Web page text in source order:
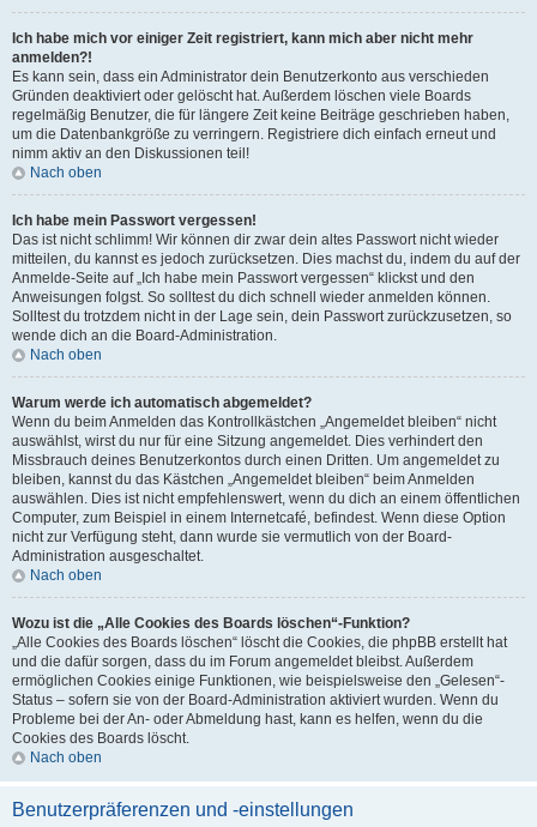
Ich habe mich vor einiger Zeit registriert, kann mich aber nicht mehr
anmelden?!
Es kann sein, dass ein Administrator dein Benutzerkonto aus verschieden
Gründen deaktiviert oder gelöscht hat. Außerdem löschen viele Boards
regelmäßig Benutzer, die für längere Zeit keine Beiträge geschrieben haben,
um die Datenbankgröße zu verringern. Registriere dich einfach erneut und
nimm aktiv an den Diskussionen teil!
Nach oben
Ich habe mein Passwort vergessen!
Das ist nicht schlimm! Wir können dir zwar dein altes Passwort nicht wieder
mitteilen, du kannst es jedoch zurücksetzen. Dies machst du, indem du auf der
Anmelde-Seite auf „Ich habe mein Passwort vergessen“ klickst und den
Anweisungen folgst. So solltest du dich schnell wieder anmelden können.
Solltest du trotzdem nicht in der Lage sein, dein Passwort zurückzusetzen, so
wende dich an die Board-Administration.
Nach oben
Warum werde ich automatisch abgemeldet?
Wenn du beim Anmelden das Kontrollkästchen „Angemeldet bleiben“ nicht
auswählst, wirst du nur für eine Sitzung angemeldet. Dies verhindert den
Missbrauch deines Benutzerkontos durch einen Dritten. Um angemeldet zu
bleiben, kannst du das Kästchen „Angemeldet bleiben“ beim Anmelden
auswählen. Dies ist nicht empfehlenswert, wenn du dich an einem öffentlichen
Computer, zum Beispiel in einem Internetcafé, befindest. Wenn diese Option
nicht zur Verfügung steht, dann wurde sie vermutlich von der Board-
Administration ausgeschaltet.
Nach oben
Wozu ist die „Alle Cookies des Boards löschen“-Funktion?
„Alle Cookies des Boards löschen“ löscht die Cookies, die phpBB erstellt hat
und die dafür sorgen, dass du im Forum angemeldet bleibst. Außerdem
ermöglichen Cookies einige Funktionen, wie beispielsweise den „Gelesen“-
Status – sofern sie von der Board-Administration aktiviert wurden. Wenn du
Probleme bei der An- oder Abmeldung hast, kann es helfen, wenn du die
Cookies des Boards löscht.
Nach oben
Benutzerpräferenzen und -einstellungen